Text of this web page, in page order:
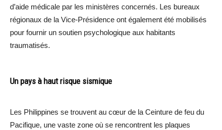
d’aide médicale par les ministères concernés. Les bureaux
régionaux de la Vice-Présidence ont également été mobilisés
pour fournir un soutien psychologique aux habitants
traumatisés.
Un pays à haut risque sismique
Les Philippines se trouvent au cœur de la Ceinture de feu du
Pacifique, une vaste zone où se rencontrent les plaques